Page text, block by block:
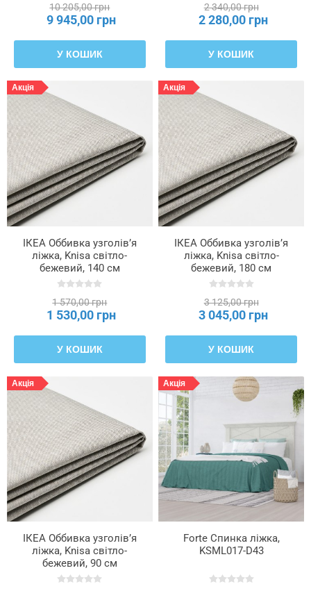
10 205,00 грн
9 945,00 грн
У КОШИК
2 340,00 грн
2 280,00 грн
У КОШИК
Акція
ІКЕА Оббивка узголів’я
ліжка, Knisa світло-
бежевий, 140 см
LJUSFJÄLLET, 806.021.82
1 570,00 грн
1 530,00 грн
У КОШИК
Акція
ІКЕА Оббивка узголів’я
ліжка, Knisa світло-
бежевий, 180 см
LJUSFJÄLLET, 206.021.80
3 125,00 грн
3 045,00 грн
У КОШИК
Акція
ІКЕА Оббивка узголів’я
ліжка, Knisa світло-
бежевий, 90 см
LJUSFJÄLLET, 006.253.85
Акція
Forte Спинка ліжка,
KSML017-D43